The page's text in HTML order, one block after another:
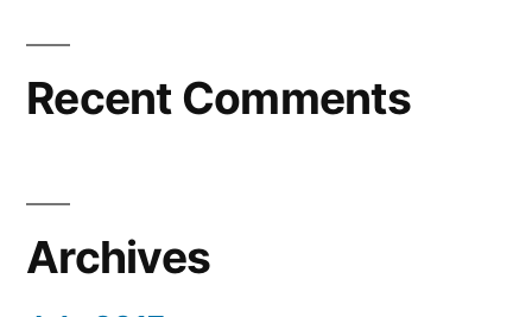
Recent Comments
Archives